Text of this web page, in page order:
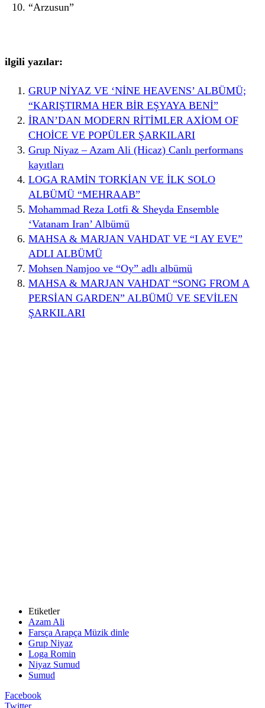
“Arzusun”
ilgili yazılar:
GRUP NİYAZ VE ‘NİNE HEAVENS’ ALBÜMÜ;
“KARIŞTIRMA HER BİR EŞYAYA BENİ”
İRAN’DAN MODERN RİTİMLER AXİOM OF
CHOİCE VE POPÜLER ŞARKILARI
Grup Niyaz – Azam Ali (Hicaz) Canlı performans
kayıtları
LOGA RAMİN TORKİAN VE İLK SOLO
ALBÜMÜ “MEHRAAB”
Mohammad Reza Lotfi & Sheyda Ensemble
‘Vatanam Iran’ Albümü
MAHSA & MARJAN VAHDAT VE “I AY EVE”
ADLI ALBÜMÜ
Mohsen Namjoo ve “Oy” adlı albümü
MAHSA & MARJAN VAHDAT “SONG FROM A
PERSİAN GARDEN” ALBÜMÜ VE SEVİLEN
ŞARKILARI
Etiketler
Azam Ali
Farsça Arapça Müzik dinle
Grup Niyaz
Loga Romin
Niyaz Sumud
Sumud
Facebook
Twitter